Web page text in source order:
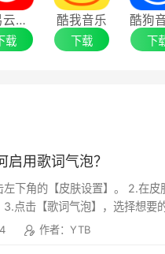
能推荐
邂逅共鸣，更多惊喜等
随刻遇见喜欢的音乐
热独家首发、排行榜、
网易云音乐
载
酷我音乐
下载 下
启用歌词气泡？
【皮肤设置】。 2.在皮肤设置页面
作者：YTB